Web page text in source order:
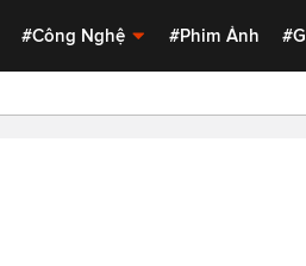
#Công Nghệ #Phim Ảnh